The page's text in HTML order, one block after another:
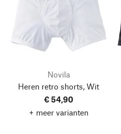
Novila
Heren retro shorts, Wit
€ 54,90
+ meer varianten